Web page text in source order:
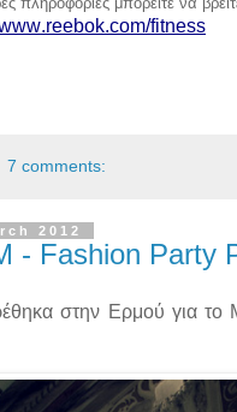
.reebok.com/fitness
7 comments:
2012
- Fashion Party
στην Ερμού για το